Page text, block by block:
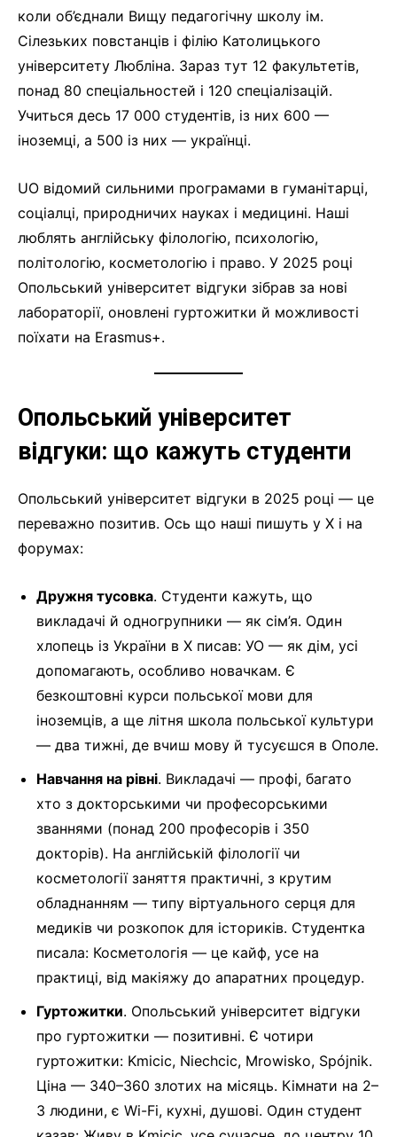
коли об’єднали Вищу педагогічну школу ім.
Сілезьких повстанців і філію Католицького
університету Любліна. Зараз тут 12 факультетів,
понад 80 спеціальностей і 120 спеціалізацій.
Учиться десь 17 000 студентів, із них 600 —
іноземці, а 500 із них — українці.
UO відомий сильними програмами в гуманітарці,
соціалці, природничих науках і медицині. Наші
люблять англійську філологію, психологію,
політологію, косметологію і право. У 2025 році
Опольський університет відгуки зібрав за нові
лабораторії, оновлені гуртожитки й можливості
поїхати на Erasmus+.
Опольський університет
відгуки: що кажуть студенти
Опольський університет відгуки в 2025 році — це
переважно позитив. Ось що наші пишуть у X і на
форумах:
Дружня тусовка. Студенти кажуть, що
викладачі й одногрупники — як сім’я. Один
хлопець із України в X писав: УО — як дім, усі
допомагають, особливо новачкам. Є
безкоштовні курси польської мови для
іноземців, а ще літня школа польської культури
— два тижні, де вчиш мову й тусуєшся в Ополе.
Навчання на рівні. Викладачі — профі, багато
хто з докторськими чи професорськими
званнями (понад 200 професорів і 350
докторів). На англійській філології чи
косметології заняття практичні, з крутим
обладнанням — типу віртуального серця для
медиків чи розкопок для істориків. Студентка
писала: Косметологія — це кайф, усе на
практиці, від макіяжу до апаратних процедур.
Гуртожитки. Опольський університет відгуки
про гуртожитки — позитивні. Є чотири
гуртожитки: Kmicic, Niechcic, Mrowisko, Spójnik.
Ціна — 340–360 злотих на місяць. Кімнати на 2–
3 людини, є Wi-Fi, кухні, душові. Один студент